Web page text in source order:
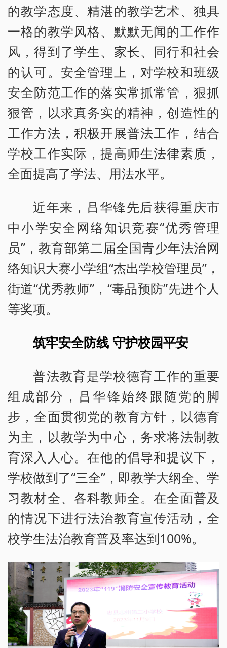
的教学态度、精湛的教学艺术、独具
一格的教学风格、默默无闻的工作作
风，得到了学生、家长、同行和社会
的认可。安全管理上，对学校和班级
安全防范工作的落实常抓常管，狠抓
狠管，以求真务实的精神，创造性的
工作方法，积极开展普法工作，结合
学校工作实际，提高师生法律素质，
全面提高了学法、用法水平。
近年来，吕华锋先后获得重庆市
中小学安全网络知识竞赛“优秀管理
员”，教育部第二届全国青少年法治网
络知识大赛小学组“杰出学校管理员”，
街道“优秀教师”，“毒品预防”先进个人
等奖项。
筑牢安全防线 守护校园平安
普法教育是学校德育工作的重要
组成部分，吕华锋始终跟随党的脚
步，全面贯彻党的教育方针，以德育
为主，以教学为中心，务求将法制教
育深入人心。在他的倡导和提议下，
学校做到了“三全”，即教学大纲全、学
习教材全、各科教师全。在全面普及
的情况下进行法治教育宣传活动，全
校学生法治教育普及率达到100%。